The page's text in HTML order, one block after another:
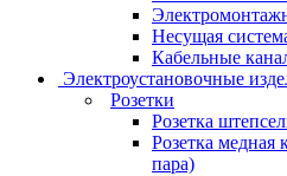
Несущая
Кабельные
Электроустановочные
Розетки
Розетка
Розетка медная
пара)